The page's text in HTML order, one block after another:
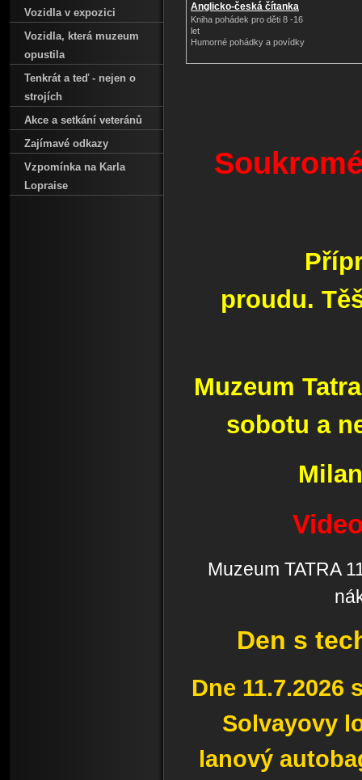
Anglicko-česká čítanka
Kniha pohádek pro děti 8 -16
let
Humorné pohádky a povídky
Přípravy
proudu.
Muzeum
sobotu a
Muzeum TATRA
Den s
Dne
Solvayovy
lanový
Vozidla v expozici
Vozidla‚ která muzeum
opustila
Tenkrát a teď - nejen o
strojích
Akce a setkání veteránů
Zajímavé odkazy
Vzpomínka na Karla
Lopraise